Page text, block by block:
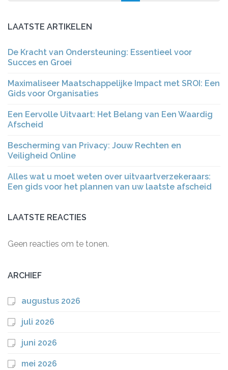
LAATSTE ARTIKELEN
De Kracht van Ondersteuning: Essentieel voor
Succes en Groei
Maximaliseer Maatschappelijke Impact met SROI: Een
Gids voor Organisaties
Een Eervolle Uitvaart: Het Belang van Een Waardig
Afscheid
Bescherming van Privacy: Jouw Rechten en
Veiligheid Online
Alles wat u moet weten over uitvaartverzekeraars:
Een gids voor het plannen van uw laatste afscheid
LAATSTE REACTIES
Geen reacties om te tonen.
ARCHIEF
augustus 2026
juli 2026
juni 2026
mei 2026